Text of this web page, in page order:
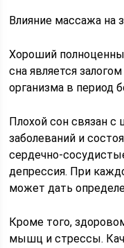
Влияние массажа на
Хороший
сна является
организма в период
Плохой сон связан
заболеваний и
сердечно-
депрессия. При
может дать
Кроме того,
мышц и стрессы.